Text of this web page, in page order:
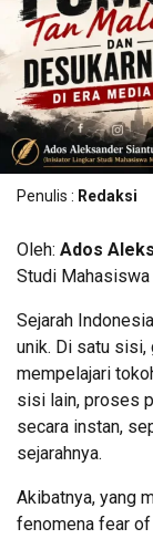
Penulis : Redaksi
Oleh: Ados
Studi
Sejarah
unik. Di satu sisi,
mempelajari
sisi lain, proses
secara instan,
sejarahnya.
Akibatnya, yang
fenomena fear